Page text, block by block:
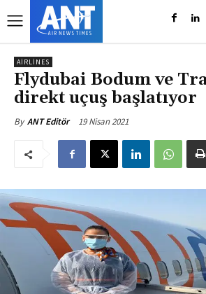
AIRLINES
Flydubai Bodum ve
direkt uçuş başlatıyor
By ANT Editör 19 Nisan 2021